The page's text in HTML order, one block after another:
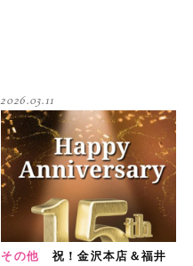
その他
祝！金沢本店＆福井
2026.03.11